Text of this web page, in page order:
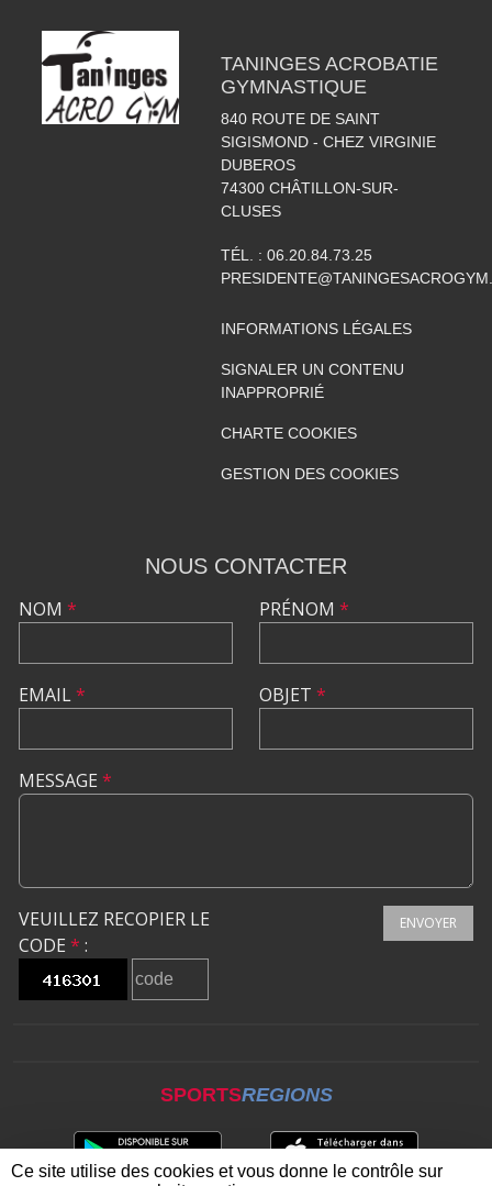
TANINGES ACROBATIE
GYMNASTIQUE
840 ROUTE DE SAINT
SIGISMOND - CHEZ VIRGINIE
DUBEROS
74300 CHÂTILLON-SUR-
CLUSES
TÉL. : 06.20.84.73.25
INFORMATIONS LÉGALES
SIGNALER UN CONTENU
INAPPROPRIÉ
CHARTE COOKIES
GESTION DES COOKIES
NOUS CONTACTER
NOM *
EMAIL*
PRÉNOM *
OBJET *
MESSAGE *
VEUILLEZ RECOPIER LE
CODE * :
ENVOYER
SPORTSREGIONS
Ce site utilise des cookies et vous donne le contrôle sur